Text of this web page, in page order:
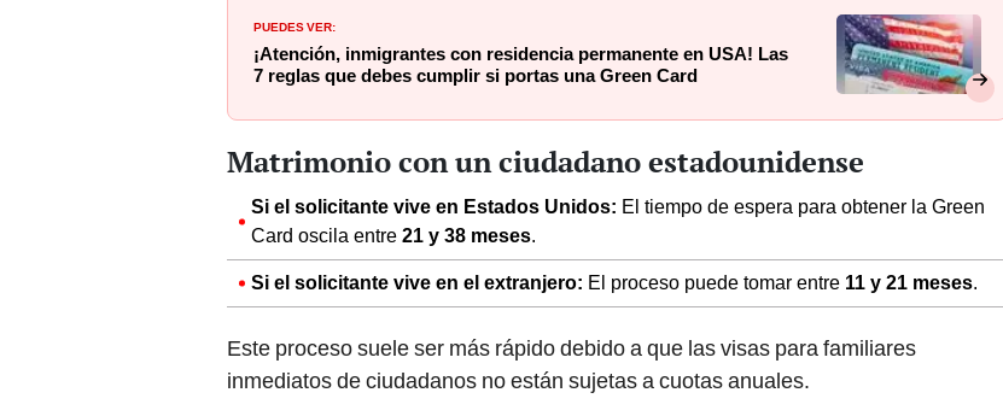
PUEDES VER:
¡Atención, inmigrantes con residencia permanente en USA! Las
7 reglas que debes cumplir si portas una Green Card
Matrimonio con un ciudadano estadounidense
Si el solicitante vive en Estados Unidos: El tiempo de espera para obtener la Green
Card oscila entre 21 y 38 meses.
Si el solicitante vive en el extranjero: El proceso puede tomar entre 11 y 21 meses.
Este proceso suele ser más rápido debido a que las visas para familiares
inmediatos de ciudadanos no están sujetas a cuotas anuales.